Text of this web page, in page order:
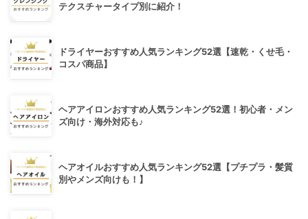
テクスチャータイプ別に紹介！
ドライヤーおすすめ人気ランキング52選【速乾・くせ毛・
コスパ商品】
ヘアアイロンおすすめ人気ランキング52選！初心者・メン
ズ向け・海外対応も♪
ヘアオイルおすすめ人気ランキング52選【プチプラ・髪質
別やメンズ向けも！】